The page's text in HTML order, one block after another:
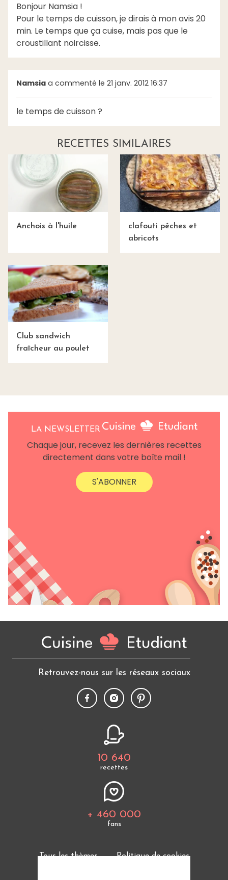
Bonjour Namsia !
Pour le temps de cuisson, je dirais à mon avis 20
min. Le temps que ça cuise, mais pas que le
croustillant noircisse.
Namsia a commenté le 21 janv. 2012 16:37
le temps de cuisson ?
RECETTES SIMILAIRES
Anchois à l'huile
clafouti pêches et
abricots
Club sandwich
fraîcheur au poulet
LA NEWSLETTER
Chaque jour, recevez les dernières recettes
directement dans votre boîte mail !
S'ABONNER
Retrouvez-nous sur les réseaux sociaux
10 640
recettes
+ 460 000
fans
Tous les thèmes
Politique de cookies